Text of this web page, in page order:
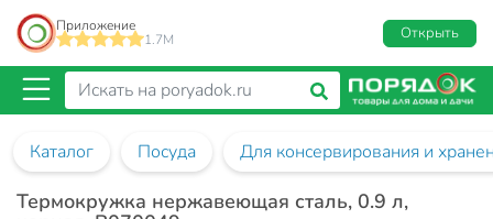
Приложение
1.7M
Открыть
Каталог Посуда Для консервирования и
Термокружка нержавеющая сталь, 0.9 л,